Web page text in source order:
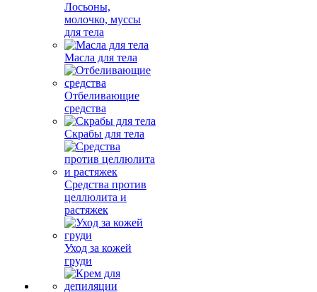
Лосьоны,
молочко, муссы
для тела
Масла для тела
Отбеливающие
средства
Скрабы для тела
Средства против
целлюлита и
растяжек
Уход за кожей
груди